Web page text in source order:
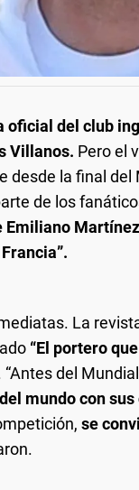
oficial del club
Villanos. Pero el
desde la final
de los
Emiliano
La
“El portero
del
mundo con
se